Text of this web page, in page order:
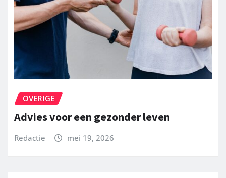
OVERIGE
Advies voor een gezonder leven
Redactie mei 19, 2026